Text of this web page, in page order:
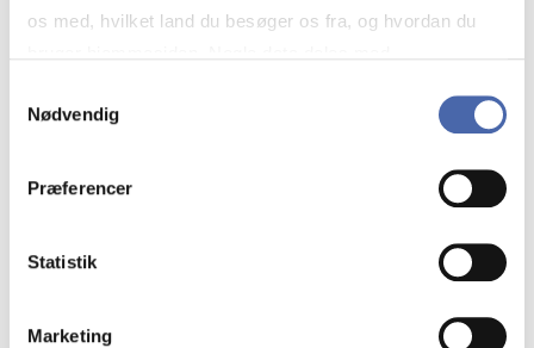
os med, hvilket land du besøger os fra, og hvordan du
markedsføring. Du bestemmer selv - og kan altid trække
Nødvendig
Præferencer
Statistik
Marketing
Krigen i Ukraine